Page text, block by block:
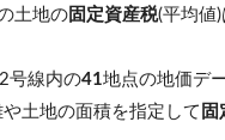
土地の固定資産税(平均値
号線内の41地点の地価デ
土地の面積を指定して